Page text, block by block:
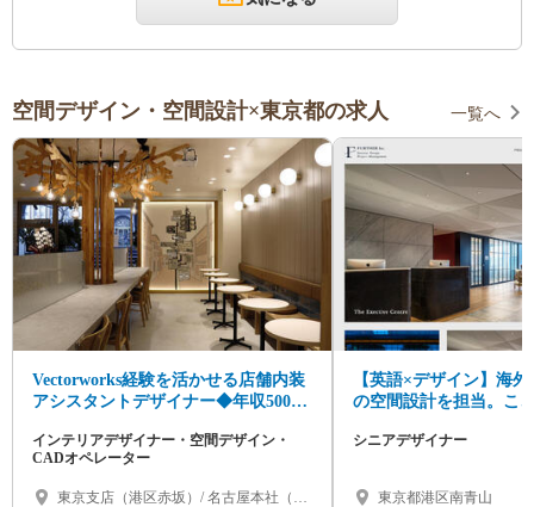
空間デザイン・空間設計×東京都の求人 一覧へ
Vectorworks経験を活かせる店舗内装
アシスタントデザイナー◆年収500万
インテリアデザイナー・空間デザイン・
CADオペレーター
東京支店（港区赤坂）/ 名古屋本社（名
【英語×デザイン】海
の空間設計を担当。こ
シニアデザイナー
東京都港区南青山